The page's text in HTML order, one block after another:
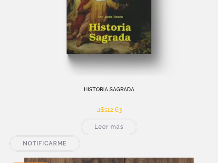
HISTORIA SAGRADA
u$s12,63
Leer más
NOTIFICARME